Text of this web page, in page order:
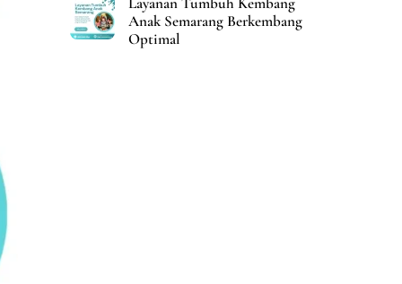
Anak Semarang Berkembang
Optimal